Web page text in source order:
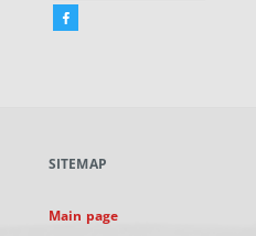
Facebook
new
SITEMAP
Main page